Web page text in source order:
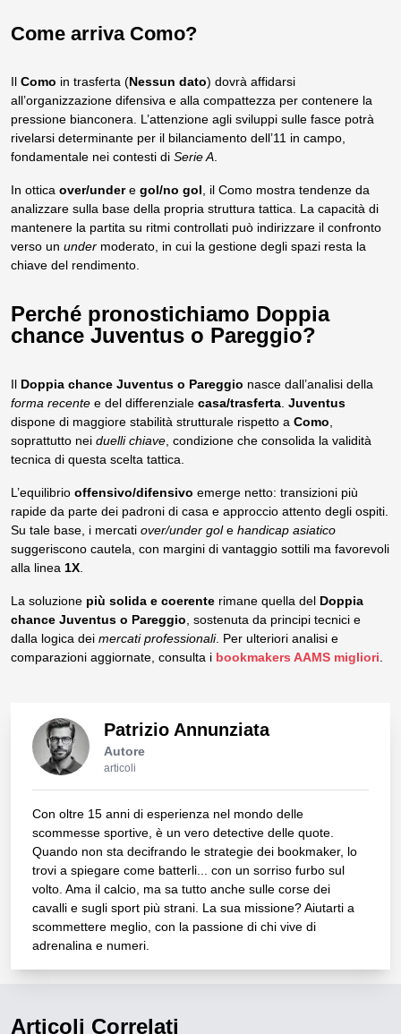
Come arriva Como?
Il Como in trasferta (Nessun dato) dovrà affidarsi
all’organizzazione difensiva e alla compattezza per contenere la
pressione bianconera. L’attenzione agli sviluppi sulle fasce potrà
rivelarsi determinante per il bilanciamento dell’11 in campo,
fondamentale nei contesti di Serie A.
In ottica over/undere gol/no gol, il Como mostra tendenze da
analizzare sulla base della propria struttura tattica. La capacità di
mantenere la partita su ritmi controllati può indirizzare il confronto
verso un under moderato, in cui la gestione degli spazi resta la
chiave del rendimento.
Perché pronostichiamo Doppia
chance Juventus o Pareggio?
Il Doppia chance Juventus o Pareggio nasce dall’analisi della
forma recente e del differenziale casa/trasferta. Juventus
dispone di maggiore stabilità strutturale rispetto a Como,
soprattutto nei duelli chiave, condizione che consolida la validità
tecnica di questa scelta tattica.
L’equilibrio offensivo/difensivo emerge netto: transizioni più
rapide da parte dei padroni di casa e approccio attento degli ospiti.
Su tale base, i mercati over/under gole handicap asiatico
suggeriscono cautela, con margini di vantaggio sottili ma favorevoli
alla linea 1X.
La soluzione più solida e coerente rimane quella del Doppia
chance Juventus o Pareggio, sostenuta da principi tecnici e
dalla logica dei mercati professionali. Per ulteriori analisi e
comparazioni aggiornate, consulta i bookmakers AAMS migliori.
Patrizio Annunziata
Autore
articoli
Con oltre 15 anni di esperienza nel mondo delle
scommesse sportive, è un vero detective delle quote.
Quando non sta decifrando le strategie dei bookmaker, lo
trovi a spiegare come batterli... con un sorriso furbo sul
volto. Ama il calcio, ma sa tutto anche sulle corse dei
cavalli e sugli sport più strani. La sua missione? Aiutarti a
scommettere meglio, con la passione di chi vive di
adrenalina e numeri.
Articoli Correlati